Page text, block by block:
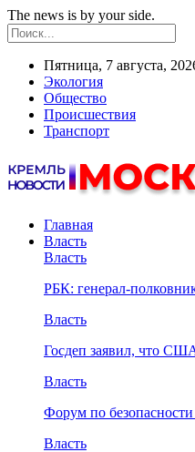
The news is by your side.
Пятница, 7 августа,
Экология
Общество
Происшествия
Транспорт
Главная
Власть
Власть
РБК: генерал-
Власть
Госдеп заявил, что
Власть
Форум по безопасности
Власть